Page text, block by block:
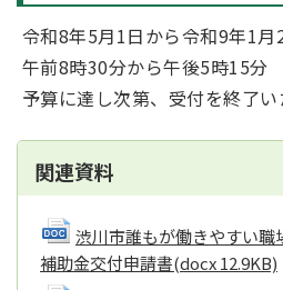
令和8年5月1日から令和9年1月
午前8時30分から午後5時15分
予算に達し次第、受付を終了い
関連資料
渋川市誰もが働きやすい職
補助金交付申請書(docx 12.9KB)